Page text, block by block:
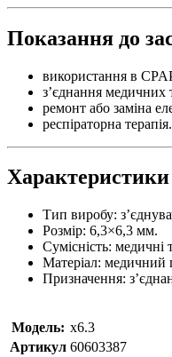
Показання до
використання в
з’єднання медичних
ремонт або заміна
респіраторна терапія.
Характеристики
Тип виробу:
Розмір: 6,3×6,3 мм.
Сумісність: медичні
Матеріал: медичний
Призначення:
Модель: x6.3
Артикул 60603387